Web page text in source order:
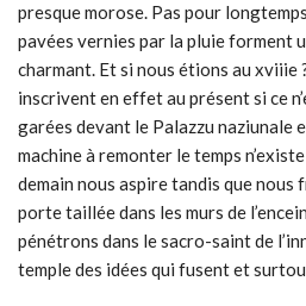
presque morose. Pas pour
pavées vernies par la pluie forment
charmant. Et si nous étions au xviiie
inscrivent en effet au présent si ce
garées devant le Palazzu naziunale
machine à remonter le temps
demain nous aspire tandis que nous
porte taillée dans les murs de
pénétrons dans le sacro-saint de
temple des idées qui fusent et